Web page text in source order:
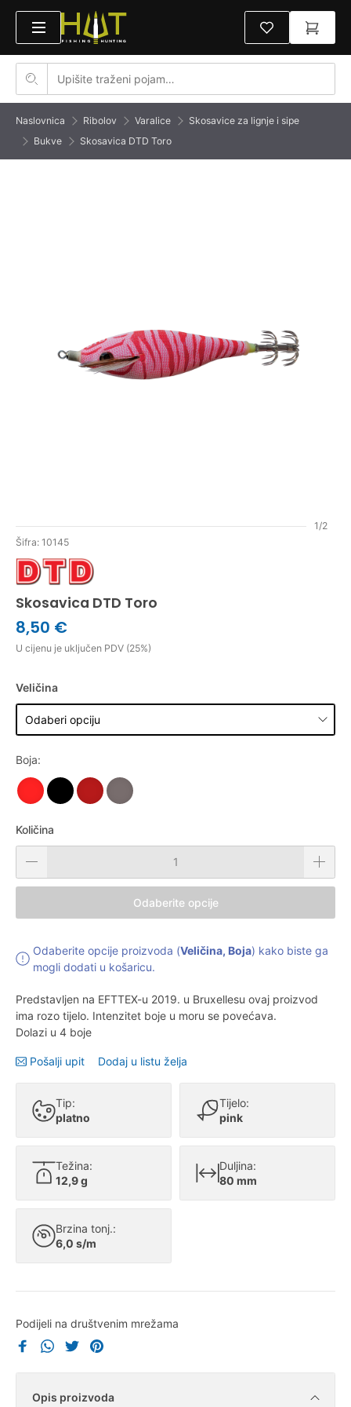
Naslovnica Ribolov Varalice
Skosavice za lignje i sipe
Bukve
Skosavica DTD Toro
1/2
Šifra: 10145
Skosavica DTD Toro
8,50 €
U cijenu je uključen PDV (25%)
Veličina
Boja:
Količina
Odaberite opcije
Odaberite opcije proizvoda (Veličina, Boja) kako biste ga
mogli dodati u košaricu.
Predstavljen na EFTTEX-u 2019. u Bruxellesu ovaj proizvod
ima rozo tijelo. Intenzitet boje u moru se povećava.
Dolazi u 4 boje
Pošalji upit Dodaj u listu želja
Tip:
platno
Tijelo:
pink
Težina:
12,9 g
Duljina:
80 mm
Brzina tonj.:
6,0 s/m
Podijeli na društvenim mrežama
Opis proizvoda